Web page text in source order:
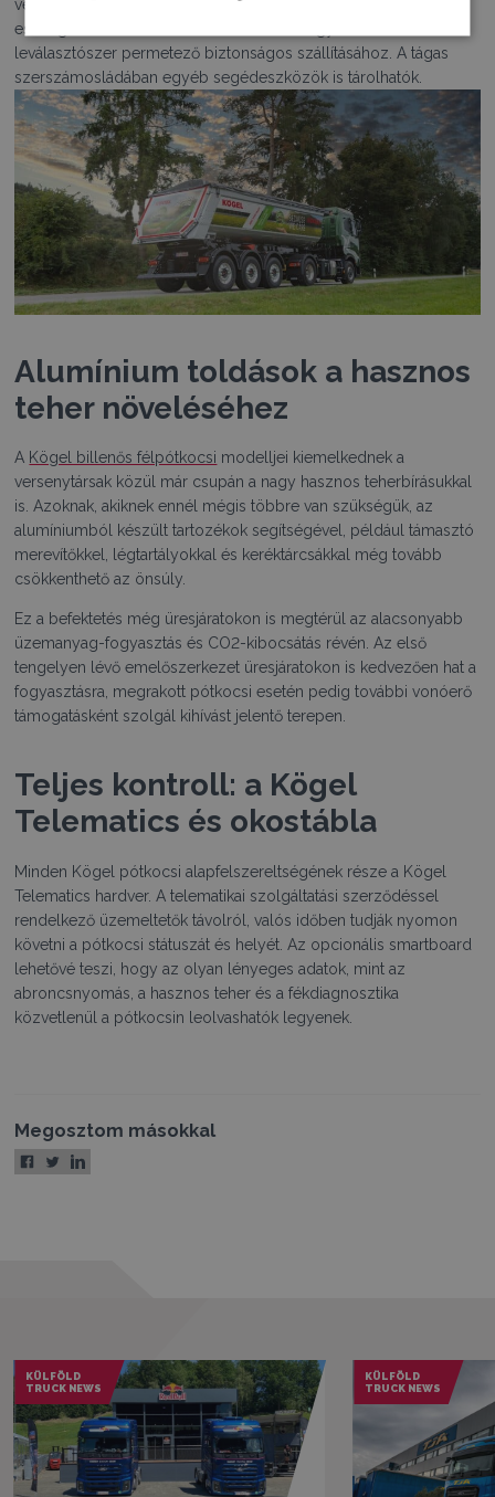
védi a hátsó lámpákat a felhajtott állapotban bekövetkező
esetleges sérülésektől. A támasztólábon egy konzol található a
leválasztószer permetező biztonságos szállításához. A tágas
szerszámosládában egyéb segédeszközök is tárolhatók.
Alumínium toldások a hasznos
teher növeléséhez
A Kögel billenős félpótkocsi modelljei kiemelkednek a
versenytársak közül már csupán a nagy hasznos teherbírásukkal
is. Azoknak, akiknek ennél mégis többre van szükségük, az
alumíniumból készült tartozékok segítségével, például támasztó
merevítőkkel, légtartályokkal és keréktárcsákkal még tovább
csökkenthető az önsúly.
Ez a befektetés még üresjáratokon is megtérül az alacsonyabb
üzemanyag-fogyasztás és CO2-kibocsátás révén. Az első
tengelyen lévő emelőszerkezet üresjáratokon is kedvezően hat a
fogyasztásra, megrakott pótkocsi esetén pedig további vonóerő
támogatásként szolgál kihívást jelentő terepen.
Teljes kontroll: a Kögel
Telematics és okostábla
Minden Kögel pótkocsi alapfelszereltségének része a Kögel
Telematics hardver. A telematikai szolgáltatási szerződéssel
rendelkező üzemeltetők távolról, valós időben tudják nyomon
követni a pótkocsi státuszát és helyét. Az opcionális smartboard
lehetővé teszi, hogy az olyan lényeges adatok, mint az
abroncsnyomás, a hasznos teher és a fékdiagnosztika
közvetlenül a pótkocsin leolvashatók legyenek.
Megosztom másokkal
KÜLFÖLD
TRUCK NEWS
KÜLFÖLD
TRUCK NEWS